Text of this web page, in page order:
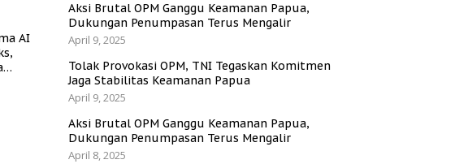
AI
Aksi Brutal OPM Ganggu Keamanan Papua,
Dukungan Penumpasan Terus Mengalir
April 9, 2025
Tolak Provokasi OPM, TNI Tegaskan Komitmen
Jaga Stabilitas Keamanan Papua
April 9, 2025
Aksi Brutal OPM Ganggu Keamanan Papua,
Dukungan Penumpasan Terus Mengalir
April 8, 2025